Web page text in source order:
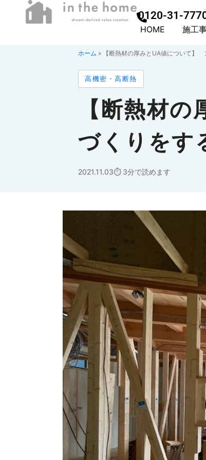
0120-31-
HOME 施工
ホーム » 【断熱材の厚みとUA値について】
高機密・高断熱
【断熱材
づくりをす
2021.11.03 3分で読めます